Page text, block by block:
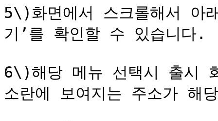
5\)화면에서 스크롤해서 아
기’를 확인할 수 있습니다.
6\)해당 메뉴 선택시 출시
소란에 보여지는 주소가 해